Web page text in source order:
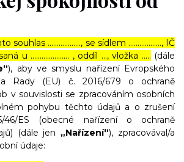
souhlas ……………..., se sídlem ………………, IČ
u ………………… , oddíl …, vložka ….. (dále
), aby ve smyslu nařízení Evropského
Rady (EU) č. 2016/679 o ochraně
v souvislosti se zpracováním osobních
pohybu těchto údajů a o zrušení
46/ES (obecné nařízení o ochraně
(dále jen „Nařízení“), zpracovával/a
údaje: